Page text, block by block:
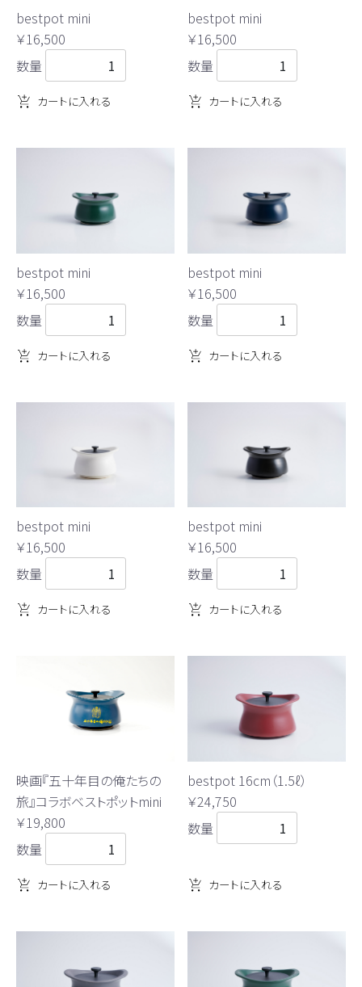
bestpot mini
￥16,500
数量
カートに入れる
bestpot mini
￥16,500
数量
カートに入れる
bestpot mini
￥16,500
数量
カートに入れる
bestpot mini
￥16,500
数量
カートに入れる
bestpot mini
￥16,500
数量
カートに入れる
bestpot mini
￥16,500
数量
カートに入れる
映画『五十年目の俺たちの
旅』コラボベストポットmini
￥19,800
数量
カートに入れる
bestpot 16cm（1.5ℓ）
￥24,750
数量
カートに入れる